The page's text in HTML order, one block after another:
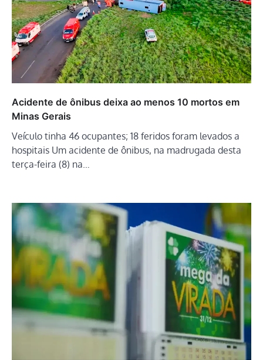
Acidente de ônibus deixa ao menos 10 mortos em
Minas Gerais
Veículo tinha 46 ocupantes; 18 feridos foram levados a
hospitais Um acidente de ônibus, na madrugada desta
terça-feira (8) na…